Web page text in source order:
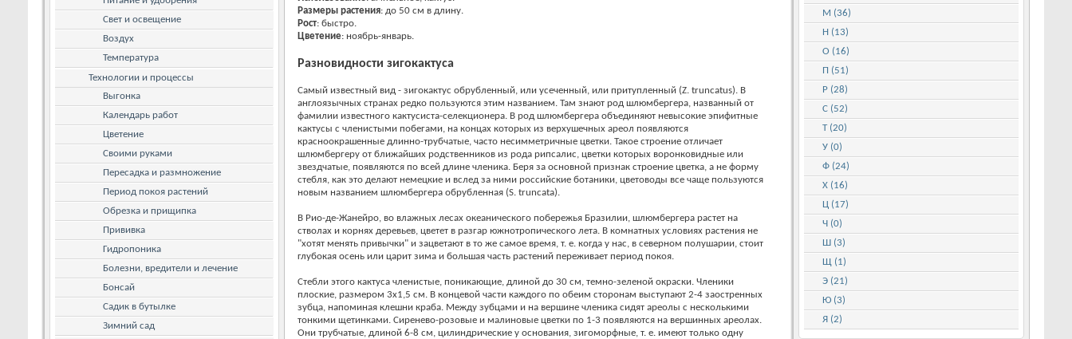
Размеры растения: до 50 см в длину.
Рост: быстро.
Цветение: ноябрь-январь.
Разновидности зигокактуса
Самый известный вид - зигокактус обрубленный, или усеченный, или притупленный (Z. truncatus). В
англоязычных странах редко пользуются этим названием. Там знают род шлюмбергера, названный от
фамилии известного кактусиста-селекционера. В род шлюмбергера объединяют невысокие эпифитные
кактусы с членистыми побегами, на концах которых из верхушечных ареол появляются
красноокрашенные длинно-трубчатые, часто несимметричные цветки. Такое строение отличает
шлюмбергеру от ближайших родственников из рода рипсалис, цветки которых воронковидные или
звездчатые, появляются по всей длине членика. Беря за основной признак строение цветка, а не форму
стебля, как это делают немецкие и вслед за ними российские ботаники, цветоводы все чаще пользуются
новым названием шлюмбергера обрубленная (S. truncata).
В Рио-де-Жанейро, во влажных лесах океанического побережья Бразилии, шлюмбергера растет на
стволах и корнях деревьев, цветет в разгар южнотропического лета. В комнатных условиях растения не
"хотят менять привычки" и зацветают в то же самое время, т. е. когда у нас, в северном полушарии, стоит
глубокая осень или царит зима и большая часть растений переживает период покоя.
Стебли этого кактуса членистые, поникающие, длиной до 30 см, темно-зеленой окраски. Членики
плоские, размером 3x1,5 см. В концевой части каждого по обеим сторонам выступают 2-4 заостренных
зубца, напоминая клешни краба. Между зубцами и на вершине членика сидят ареолы с несколькими
тонкими щетинками. Сиренево-розовые и малиновые цветки по 1-3 появляются на вершинных ареолах.
Они трубчатые, длиной 6-8 см, цилиндрические у основания, зигоморфные, т. е. имеют только одну
М (36)
Н (13)
О (16)
П (51)
Р (28)
С (52)
Т (20)
У (0)
Ф (24)
Х (16)
Ц (17)
Ч (0)
Ш (3)
Щ (1)
Э (21)
Ю (3)
Я (2)
Свет и освещение
Воздух
Температура
Технологии и процессы
Выгонка
Календарь работ
Цветение
Своими руками
Пересадка и размножение
Период покоя растений
Обрезка и прищипка
Прививка
Гидропоника
Болезни, вредители и лечение
Бонсай
Садик в бутылке
Зимний сад